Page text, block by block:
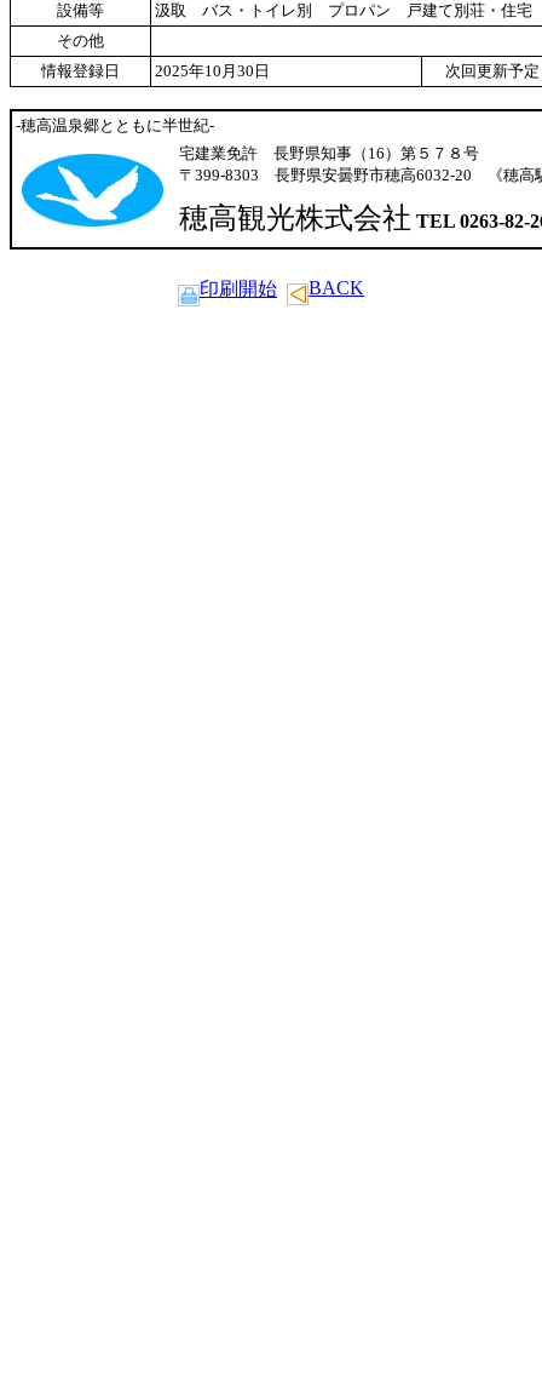
設備等
汲取 バス・トイレ別 プロパン 戸建て別荘・住宅
その他
情報登録日
2025年10月30日 次回更新予定
-穂高温泉郷とともに半世紀-
宅建業免許 長野県知事（16）第５７８号
〒399-8303 長野県安曇野市穂高6032-20 《穂高
穂高観光株式会社 TEL 0263-82-
印刷開始 BACK